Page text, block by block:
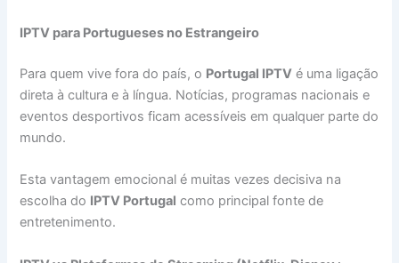
IPTV para Portugueses no Estrangeiro
Para quem vive fora do país, o Portugal IPTV é uma ligação
direta à cultura e à língua. Notícias, programas nacionais e
eventos desportivos ficam acessíveis em qualquer parte do
mundo.
Esta vantagem emocional é muitas vezes decisiva na
escolha do IPTV Portugal como principal fonte de
entretenimento.